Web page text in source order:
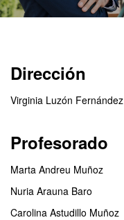
Dirección
Virginia Luzón Fernández
Profesorado
Marta Andreu Muñoz
Nuria Arauna Baro
Carolina Astudillo Muñoz